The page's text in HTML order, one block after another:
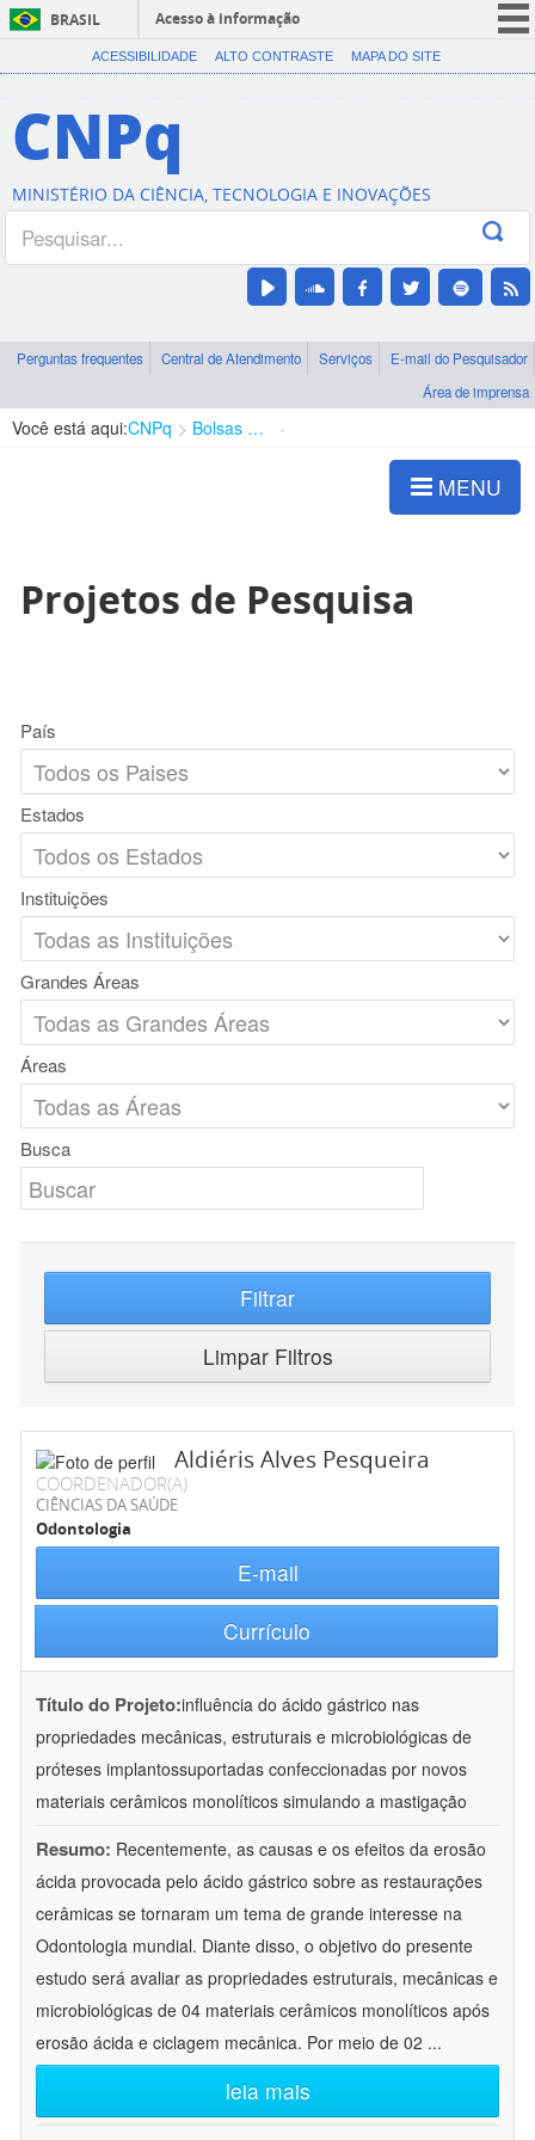
BRASIL
Acesso à informação
CORONAVÍRUS (COVID-19)
Canais
ACESSIBILIDADE ALTO CONTRASTE MAPA DO SITE
CNPq
MINISTÉRIO DA CIÊNCIA, TECNOLOGIA E INOVAÇÕES
Perguntas frequentes Central de Atendimento Serviços
E-mail do Pesquisador
Área de imprensa
Você está aqui:CNPq Bolsas e Auxílios Vigentes
MENU
Projetos de Pesquisa
País
Estados
Instituições
Grandes Áreas
Áreas
Busca
Filtrar
Limpar Filtros
Aldiéris Alves Pesqueira
COORDENADOR(A)
CIÊNCIAS DA SAÚDE
Odontologia
E-mail
Currículo
Título do Projeto:influência do ácido gástrico nas
propriedades mecânicas, estruturais e microbiológicas de
próteses implantossuportadas confeccionadas por novos
materiais cerâmicos monolíticos simulando a mastigação
Resumo: Recentemente, as causas e os efeitos da erosão
ácida provocada pelo ácido gástrico sobre as restaurações
cerâmicas se tornaram um tema de grande interesse na
Odontologia mundial. Diante disso, o objetivo do presente
estudo será avaliar as propriedades estruturais, mecânicas e
microbiológicas de 04 materiais cerâmicos monolíticos após
erosão ácida e ciclagem mecânica. Por meio de 02 ...
leia mais